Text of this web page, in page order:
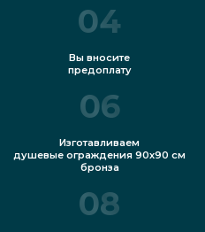
04
Вы вносите
предоплату
06
Изготавливаем
душевые ограждения 90х90 см
бронза
08